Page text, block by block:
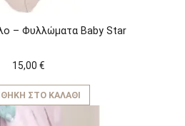
– Φυλλώματα Baby Star
15,00 €
ΣΤΟ ΚΑΛΆΘΙ